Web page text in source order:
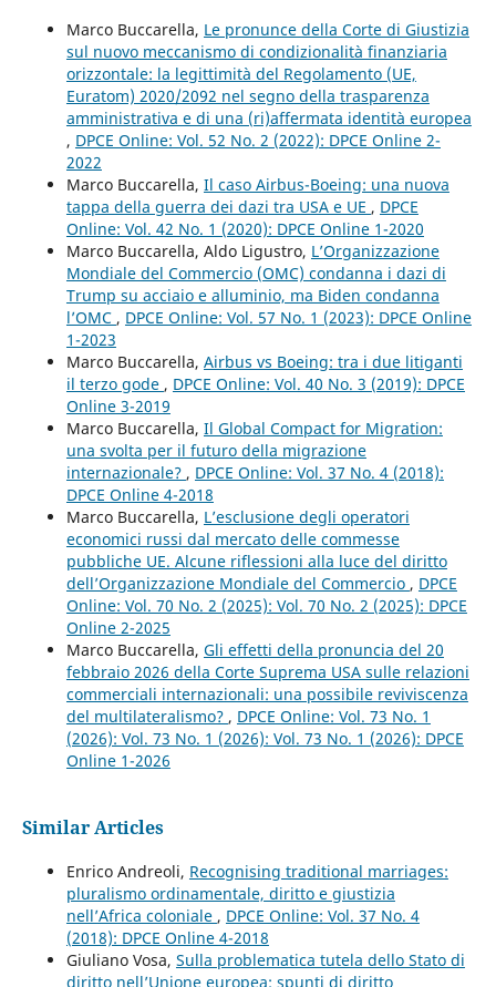
Marco Buccarella, Le pronunce della Corte di Giustizia
sul nuovo meccanismo di condizionalità finanziaria
orizzontale: la legittimità del Regolamento (UE,
Euratom) 2020/2092 nel segno della trasparenza
amministrativa e di una (ri)affermata identità europea
, DPCE Online: Vol. 52 No. 2 (2022): DPCE Online 2-
2022
Marco Buccarella, Il caso Airbus-Boeing: una nuova
tappa della guerra dei dazi tra USA e UE , DPCE
Online: Vol. 42 No. 1 (2020): DPCE Online 1-2020
Marco Buccarella, Aldo Ligustro, L’Organizzazione
Mondiale del Commercio (OMC) condanna i dazi di
Trump su acciaio e alluminio, ma Biden condanna
l’OMC , DPCE Online: Vol. 57 No. 1 (2023): DPCE Online
1-2023
Marco Buccarella, Airbus vs Boeing: tra i due litiganti
il terzo gode , DPCE Online: Vol. 40 No. 3 (2019): DPCE
Online 3-2019
Marco Buccarella, Il Global Compact for Migration:
una svolta per il futuro della migrazione
internazionale? , DPCE Online: Vol. 37 No. 4 (2018):
DPCE Online 4-2018
Marco Buccarella, L’esclusione degli operatori
economici russi dal mercato delle commesse
pubbliche UE. Alcune riflessioni alla luce del diritto
dell’Organizzazione Mondiale del Commercio , DPCE
Online: Vol. 70 No. 2 (2025): Vol. 70 No. 2 (2025): DPCE
Online 2-2025
Marco Buccarella, Gli effetti della pronuncia del 20
febbraio 2026 della Corte Suprema USA sulle relazioni
commerciali internazionali: una possibile reviviscenza
del multilateralismo? , DPCE Online: Vol. 73 No. 1
(2026): Vol. 73 No. 1 (2026): Vol. 73 No. 1 (2026): DPCE
Online 1-2026
Similar Articles
Enrico Andreoli, Recognising traditional marriages:
pluralismo ordinamentale, diritto e giustizia
nell’Africa coloniale , DPCE Online: Vol. 37 No. 4
(2018): DPCE Online 4-2018
Giuliano Vosa, Sulla problematica tutela dello Stato di
diritto nell’Unione europea: spunti di diritto